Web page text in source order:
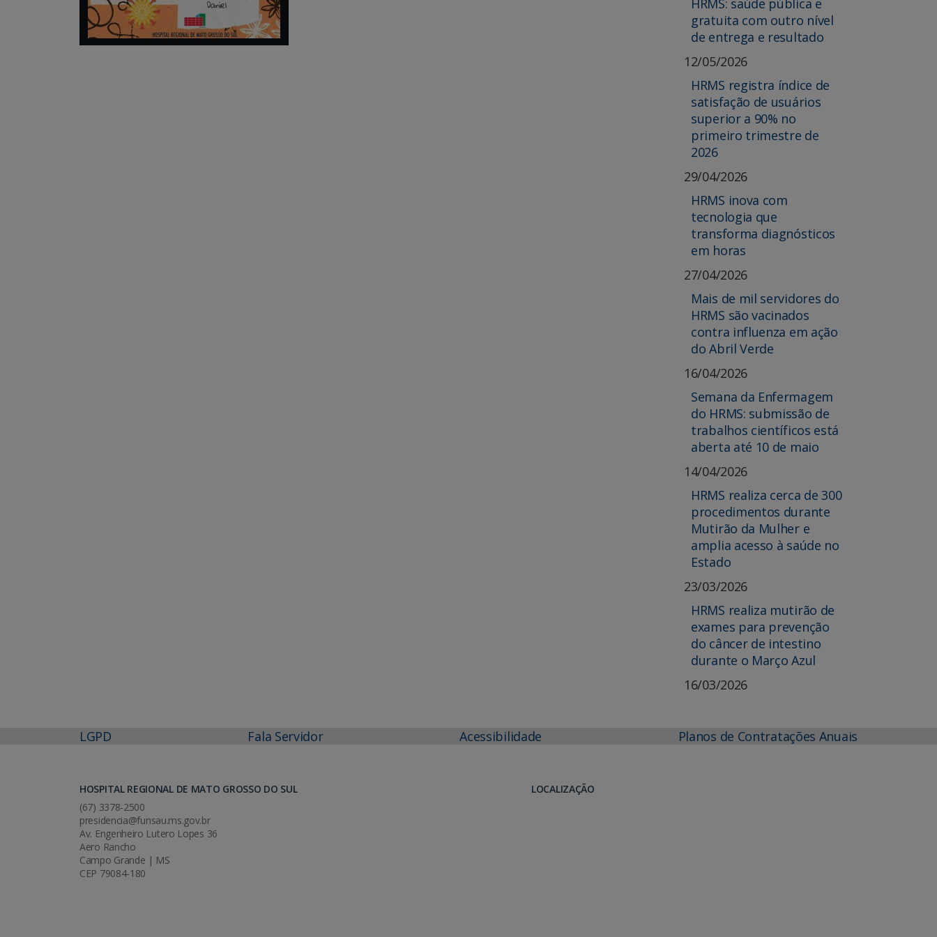
gratuita com outro nível
de entrega e resultado
12/05/2026
HRMS registra índice de
satisfação de usuários
superior a 90% no
primeiro trimestre de
2026
29/04/2026
HRMS inova com
tecnologia que
transforma diagnósticos
em horas
27/04/2026
Mais de mil servidores do
HRMS são vacinados
contra influenza em ação
do Abril Verde
16/04/2026
Semana da Enfermagem
do HRMS: submissão de
trabalhos científicos está
aberta até 10 de maio
14/04/2026
HRMS realiza cerca de 300
procedimentos durante
Mutirão da Mulher e
amplia acesso à saúde no
Estado
23/03/2026
HRMS realiza mutirão de
exames para prevenção
do câncer de intestino
durante o Março Azul
16/03/2026
LGPD Fala Servidor Acessibilidade Planos de Contratações Anuais
HOSPITAL REGIONAL DE MATO GROSSO DO SUL
(67) 3378-2500
presidencia@funsau.ms.gov.br
Av. Engenheiro Lutero Lopes 36
Aero Rancho
Campo Grande | MS
CEP 79084-180
LOCALIZAÇÃO